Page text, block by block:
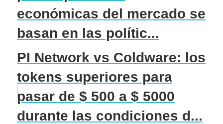
económicas del mercado se
basan en las polític...
PI Network vs Coldware: los
tokens superiores para
pasar de $ 500 a $ 5000
durante las condiciones d...